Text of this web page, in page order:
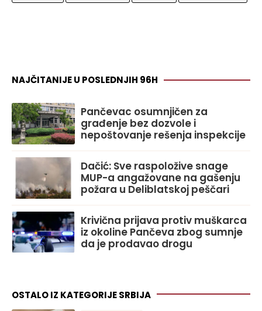
NAJČITANIJE U POSLEDNJIH 96H
Pančevac osumnjičen za
građenje bez dozvole i
nepoštovanje rešenja inspekcije
Dačić: Sve raspoložive snage
MUP-a angažovane na gašenju
požara u Deliblatskoj peščari
Krivična prijava protiv muškarca
iz okoline Pančeva zbog sumnje
da je prodavao drogu
OSTALO IZ KATEGORIJE SRBIJA